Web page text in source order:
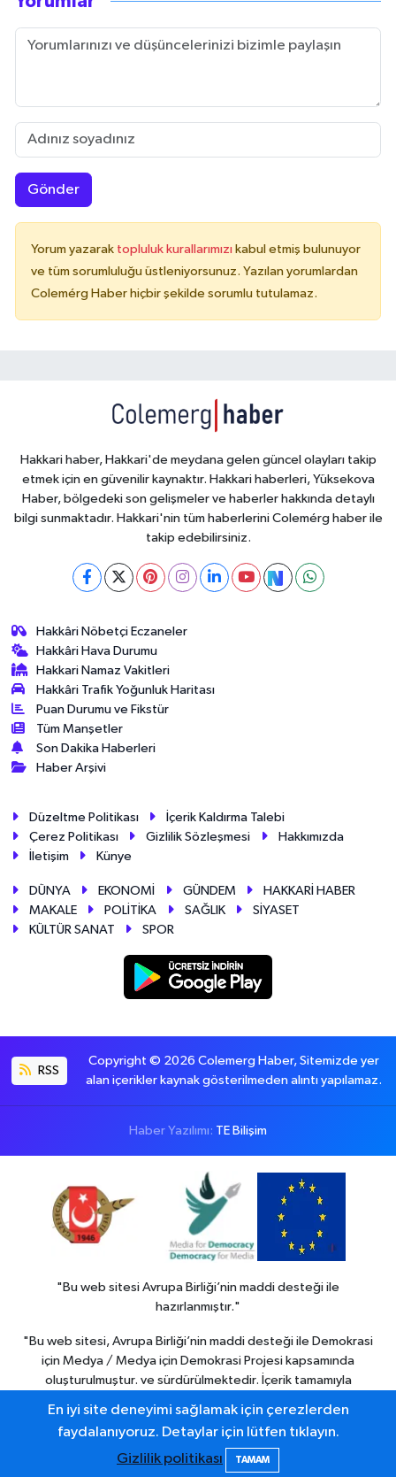
Gönder
Yorum yazarak topluluk kurallarımızı kabul etmiş bulunuyor
ve tüm sorumluluğu üstleniyorsunuz. Yazılan yorumlardan
Colemérg Haber hiçbir şekilde sorumlu tutulamaz.
Hakkari haber, Hakkari'de meydana gelen güncel olayları takip
etmek için en güvenilir kaynaktır. Hakkari haberleri, Yüksekova
Haber, bölgedeki son gelişmeler ve haberler hakkında detaylı
bilgi sunmaktadır. Hakkari'nin tüm haberlerini Colemérg haber ile
takip edebilirsiniz.
Hakkâri Nöbetçi Eczaneler
Hakkâri Hava Durumu
Hakkari Namaz Vakitleri
Hakkâri Trafik Yoğunluk Haritası
Puan Durumu ve Fikstür
Tüm Manşetler
Son Dakika Haberleri
Haber Arşivi
Düzeltme Politikası
İçerik Kaldırma Talebi
Çerez Politikası
Gizlilik Sözleşmesi
Hakkımızda
İletişim
Künye
DÜNYA EKONOMİ GÜNDEM
HAKKARİ HABER
MAKALE
POLİTİKA SAĞLIK
SİYASET
KÜLTÜR SANAT
SPOR
RSS
Copyright © 2026 Colemerg Haber, Sitemizde yer
alan içerikler kaynak gösterilmeden alıntı yapılamaz.
Haber Yazılımı: TE Bilişim
"Bu web sitesi Avrupa Birliği’nin maddi desteği ile
hazırlanmıştır."
"Bu web sitesi, Avrupa Birliği’nin maddi desteği ile Demokrasi
için Medya / Medya için Demokrasi Projesi kapsamında
oluşturulmuştur. ve sürdürülmektedir. İçerik tamamıyla
görüşlerini yansıtmak zorunda değildir."
En iyi site deneyimi sağlamak için çerezlerden
faydalanıyoruz. Detaylar için lütfen tıklayın.
Gizlilik politikası
TAMAM